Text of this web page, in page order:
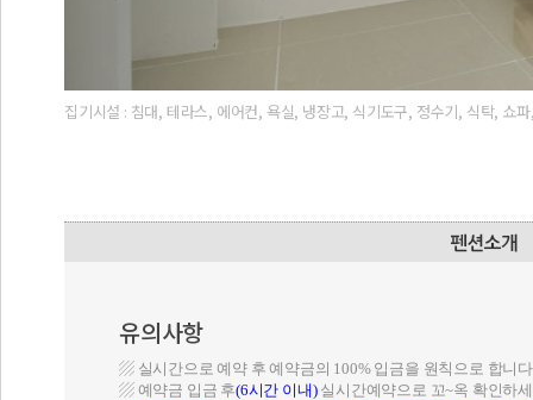
집기시설 : 침대, 테라스, 에어컨, 욕실, 냉장고, 식기도구, 정수기, 식탁, 쇼
유의사항
▨ 실시간으로 예약 후 예약금의 100% 입금을 원칙으로 합니
▨ 예약금 입금 후(6시간 이내)실시간예약으로 꼬~옥 확인하